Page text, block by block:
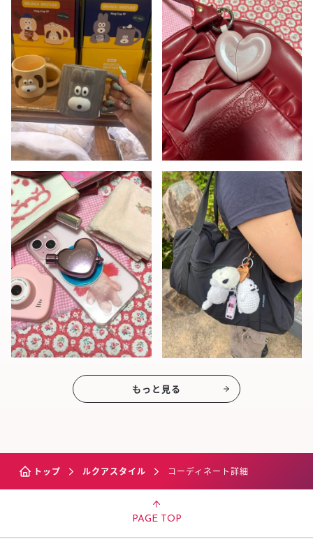
もっと見る
トップ ルクアスタイル コーディネート詳細
PAGE TOP